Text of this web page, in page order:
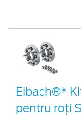
Eibach®*
pentru roți